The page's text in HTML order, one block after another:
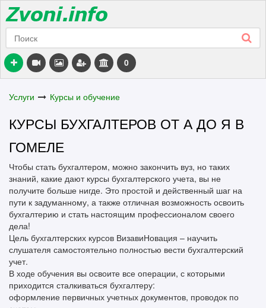
0
Услуги Курсы и обучение
КУРСЫ БУХГАЛТЕРОВ ОТ А ДО Я В
ГОМЕЛЕ
Чтобы стать бухгалтером, можно закончить вуз, но таких
знаний, какие дают курсы бухгалтерского учета, вы не
получите больше нигде. Это простой и действенный шаг на
пути к задуманному, а также отличная возможность освоить
бухгалтерию и стать настоящим профессионалом своего
дела!
Цель бухгалтерских курсов ВизавиНовация – научить
слушателя самостоятельно полностью вести бухгалтерский
учет.
В ходе обучения вы освоите все операции, с которыми
приходится сталкиваться бухгалтеру:
оформление первичных учетных документов, проводок по